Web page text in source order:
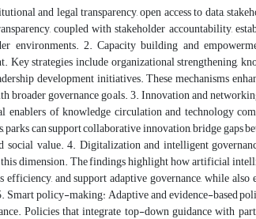
and legal transparency, open access to data,
coupled with stakeholder accountability,
environments. 2. Capacity building and
strategies include organizational strengthening,
development initiatives. These mechanisms
governance goals. 3. Innovation and
enablers of knowledge circulation and technology
can support collaborative innovation, bridge gaps
value. 4. Digitalization and intelligent
dimension. The findings highlight how artificial
and support adaptive governance, while
Smart policy-making: Adaptive and evidence-based
Policies that integrate top-down guidance with